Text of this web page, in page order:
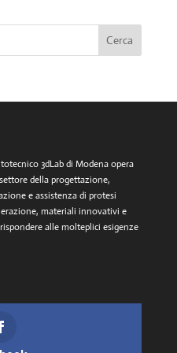
3dLab di Modena opera
della progettazione,
e assistenza di protesi
materiali innovativi e
alle molteplici esigenze